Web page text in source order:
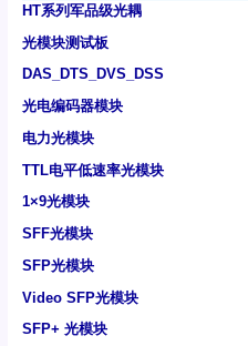
HT系列军品级光耦
光模块测试板
DAS_DTS_DVS_DSS
光电编码器模块
电力光模块
TTL电平低速率光模块
1×9光模块
SFF光模块
SFP光模块
Video SFP光模块
SFP+ 光模块